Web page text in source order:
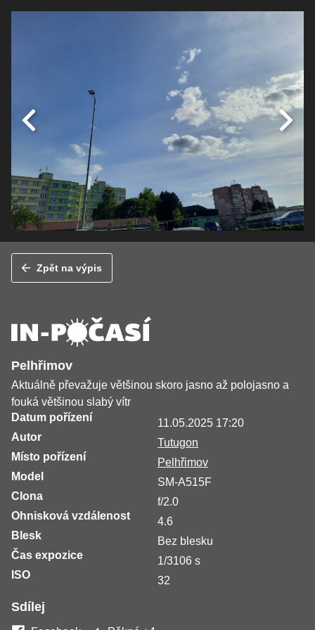
Zpět na výpis
Pelhřimov
Aktuálně převažuje většinou skoro jasno až polojasno a
fouká většinou slabý vítr
Datum pořízení
11.05.2025 17:20
Autor
Tutugon
Místo pořízení
Pelhřimov
Model
SM-A515F
Clona
f/2.0
Ohnisková vzdálenost
4.6
Blesk
Bez blesku
Čas expozice
1/3106 s
ISO
32
Sdílej